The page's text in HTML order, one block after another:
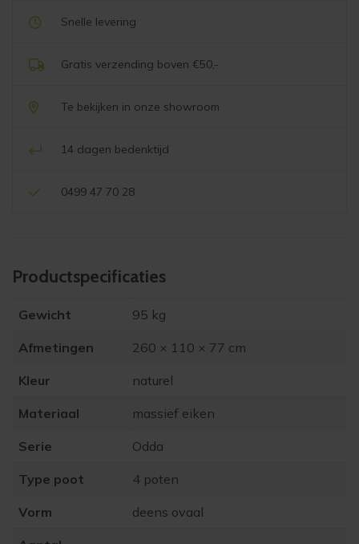
Snelle levering
Gratis verzending boven €50,-
Te bekijken in onze showroom
14 dagen bedenktijd
0499 47 70 28
Product­specificaties
Gewicht 95 kg
Afmetingen 260 × 110 × 77 cm
Kleur naturel
Materiaal massief eiken
Serie Odda
Type poot 4 poten
Vorm deens ovaal